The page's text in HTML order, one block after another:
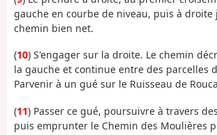
gauche en courbe de niveau, puis à droite
chemin bien net.
(10) S'engager sur la droite. Le chemin
la gauche et continue entre des parcelles
Parvenir à un gué sur le Ruisseau de
(11) Passer ce gué, poursuivre à travers
puis emprunter le Chemin des Moulières